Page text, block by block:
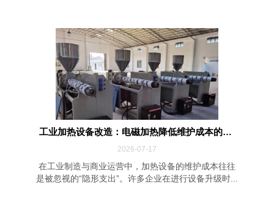
工业加热设备改造：电磁加热降低维护成本的四...
2026-07-17
在工业制造与商业运营中，加热设备的维护成本往往
是被忽视的“隐形支出”。许多企业在进行设备升级时...